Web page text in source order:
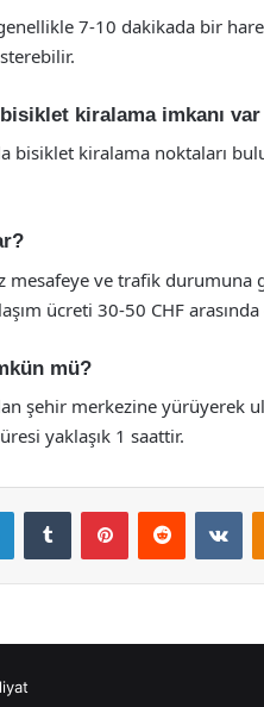
7-10 dakikada bir
kiralama imkanı var
bisiklet kiralama noktaları
mesafeye ve trafik
ücreti 30-50 CHF
mü?
şehir merkezine yürüyerek
yaklaşık 1 saattir.
LinkedInTumblr PinterestReddit